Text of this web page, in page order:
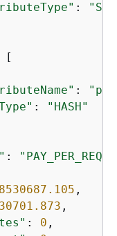
:
"S"
[
: "pk"
:
"HASH"
:
,
,
: 0 ,